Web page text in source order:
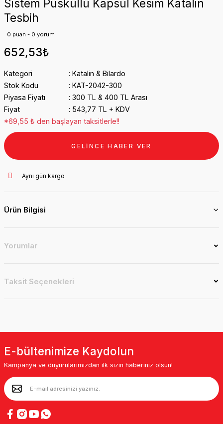
Sistem Püsküllü Kapsül Kesim Katalin
Tesbih
0 puan - 0 yorum
652,53₺
Kategori
Katalin & Bilardo
Stok Kodu
KAT-2042-300
Piyasa Fiyatı
300 TL & 400 TL Arası
Fiyat
543,77 TL + KDV
*69,55 ₺ den başlayan taksitlerle!!
GELİNCE HABER VER
Aynı gün kargo
Ürün Bilgisi
Yorumlar
Taksit Seçenekleri
E-bültenimize Kaydolun
Kampanya ve duyurularımızdan ilk sizin haberiniz olsun!